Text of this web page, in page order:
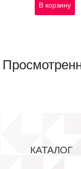
В корзину
КАТАЛОГ